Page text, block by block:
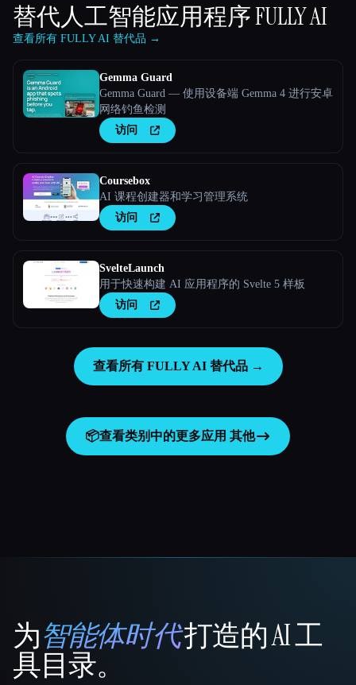
替代人工智能应用程序FULLY AI
查看所有 FULLY AI 替代品 →
Gemma Guard
Gemma Guard — 使用设备端 Gemma 4 进行安卓
网络钓鱼检测
访问
Coursebox
AI 课程创建器和学习管理系统
访问
SvelteLaunch
用于快速构建 AI 应用程序的 Svelte 5 样板
访问
查看所有 FULLY AI 替代品 →
📦查看类别中的更多应用 其他
That AI Collection
为智能体时代打造的 AI 工
具目录。